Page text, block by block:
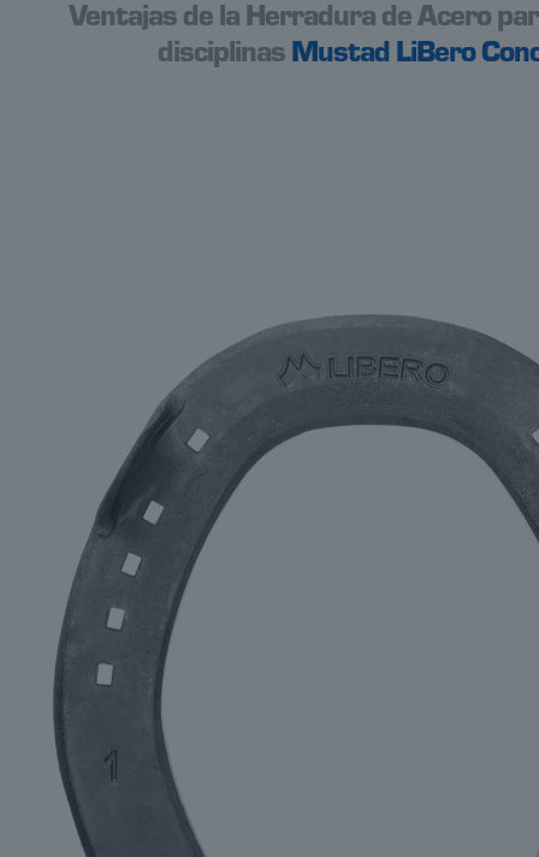
Ventajas de la Herradura de Acero
disciplinas Mustad LiBero